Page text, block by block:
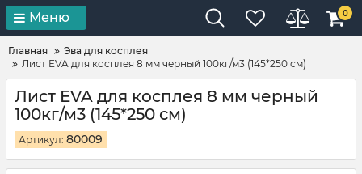
Меню 0
Главная
Эва для косплея
Лист EVA для косплея 8 мм черный 100кг/м3 (145*250 см)
Лист EVA для косплея 8 мм черный
100кг/м3 (145*250 см)
Артикул: 80009